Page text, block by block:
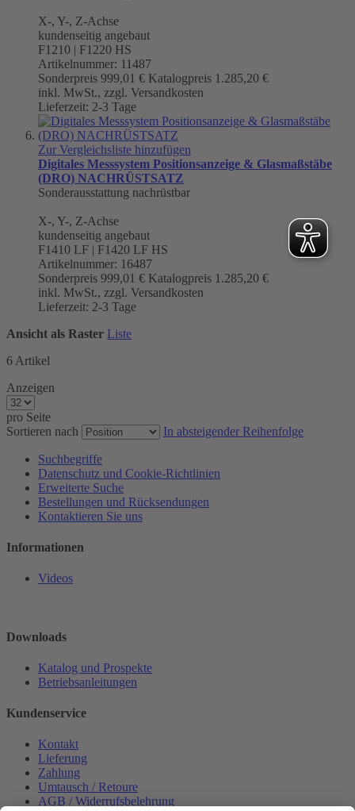
X-, Y-, Z-Achse
kundenseitig angebaut
F1210 | F1220 HS
Artikelnummer: 11487
Sonderpreis 999,01 € Katalogpreis 1.285,20 €
inkl. MwSt., zzgl. Versandkosten
Lieferzeit: 2-3 Tage
Zur Vergleichsliste hinzufügen
Digitales Messsystem Positionsanzeige & Glasmaßstäbe
(DRO) NACHRÜSTSATZ
Sonderausstattung nachrüstbar
X-, Y-, Z-Achse
kundenseitig angebaut
F1410 LF | F1420 LF HS
Artikelnummer: 16487
Sonderpreis 999,01 € Katalogpreis 1.285,20 €
inkl. MwSt., zzgl. Versandkosten
Lieferzeit: 2-3 Tage
Ansicht als Raster Liste
6 Artikel
Anzeigen
pro Seite
Sortieren nach
In absteigender Reihenfolge
Suchbegriffe
Datenschutz und Cookie-Richtlinien
Erweiterte Suche
Bestellungen und Rücksendungen
Kontaktieren Sie uns
Informationen
Videos
Downloads
Katalog und Prospekte
Betriebsanleitungen
Kundenservice
Kontakt
Lieferung
Zahlung
Umtausch / Retoure
AGB / Widerrufsbelehrung